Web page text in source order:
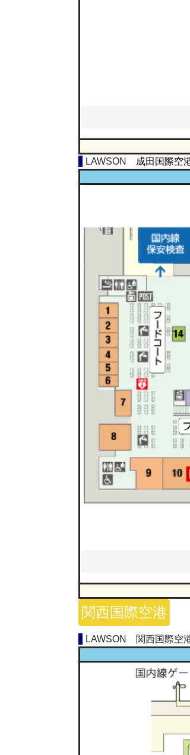
LAWSON 成田国際空
関西国際空港
LAWSON 関西国際空